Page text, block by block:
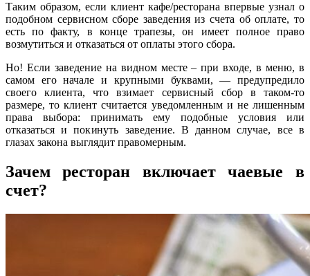
Таким образом, если клиент кафе/ресторана впервые узнал о
подобном сервисном сборе заведения из счета об оплате, то
есть по факту, в конце трапезы, он имеет полное право
возмутиться и отказаться от оплаты этого сбора.
Но! Если заведение на видном месте – при входе, в меню, в
самом его начале и крупными буквами, — предупредило
своего клиента, что взимает сервисный сбор в таком-то
размере, то клиент считается уведомленным и не лишенным
права выбора: принимать ему подобные условия или
отказаться и покинуть заведение. В данном случае, все в
глазах закона выглядит правомерным.
Зачем ресторан включает чаевые в
счет?